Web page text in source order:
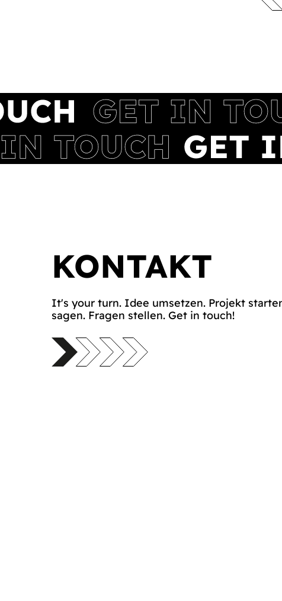
KONTAKT
It's your turn. Idee umsetzen. Projekt
sagen. Fragen stellen. Get in touch!